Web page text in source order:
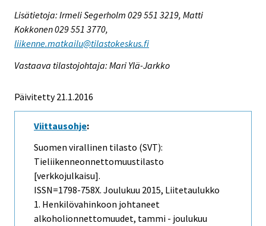
Lisätietoja: Irmeli Segerholm 029 551 3219, Matti
Kokkonen 029 551 3770,
liikenne.matkailu@tilastokeskus.fi
Vastaava tilastojohtaja: Mari Ylä-Jarkko
Päivitetty 21.1.2016
Viittausohje:
Suomen virallinen tilasto (SVT):
Tieliikenneonnettomuustilasto
[verkkojulkaisu].
ISSN=1798-758X. Joulukuu 2015, Liitetaulukko
1. Henkilövahinkoon johtaneet
alkoholionnettomuudet, tammi - joulukuu